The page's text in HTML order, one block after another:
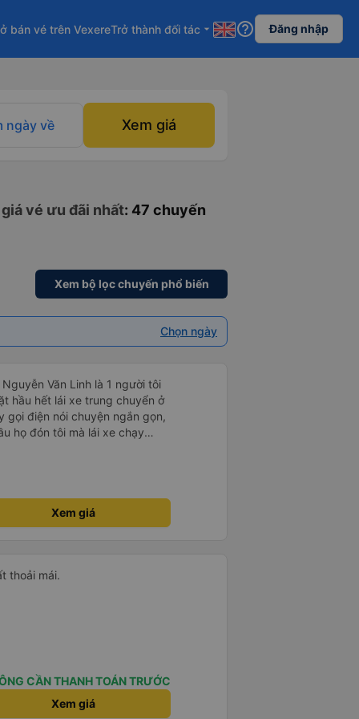
bán vé trên VexereTrở thành đối tác arrow_drop_down help_outline Đăng nhập
ngày về Xem giá
vé ưu đãi nhất: 47 chuyến
Xem bộ lọc chuyến phổ biến
Chọn ngày
Văn Linh là 1 người tôi
hầu hết lái xe trung chuyển ở
gọi điện nói chuyện ngắn gọn,
họ đón tôi mà lái xe chạy
quãng đường ngập nước
tôi gửi về nhà chiếc chìa
và mang theo bên người.
lái xe này, cũng như cách
Xem giá
thoải mái.
CẦN THANH TOÁN TRƯỚC
Xem giá